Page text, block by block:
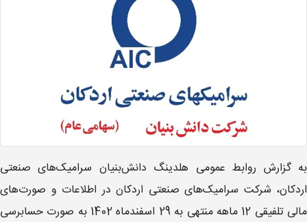
به گزارش روابط عمومی هلدینگ دانش‌بنیان سرامیک‌های صنعتی
اردکان، شرکت سرامیک‌های صنعتی اردکان در اطلاعات و صورت‌های
مالی تلفیقی 12 ماهه منتهی به 29 اسفندماه 1402 به صورت حسابرسی